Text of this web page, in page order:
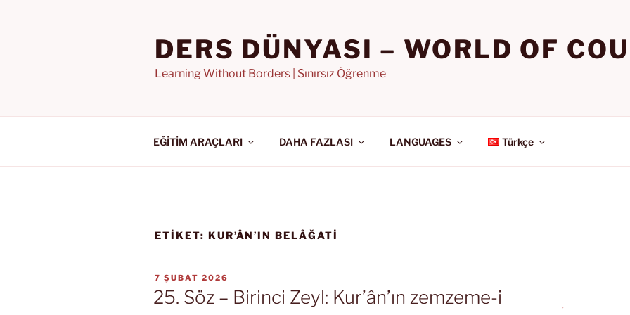
DERS DÜNYASI – WORLD OF
Learning Without Borders | Sınırsız Öğrenme
EĞİTİM ARAÇLARI DAHA FAZLASI LANGUAGES Türkçe
ETIKET: KUR’ÂN’IN BELÂĞATI
YAYIM
TARIHI
7 ŞUBAT 2026
25. Söz – Birinci Zeyl: Kur’ân’ın zemzeme-i